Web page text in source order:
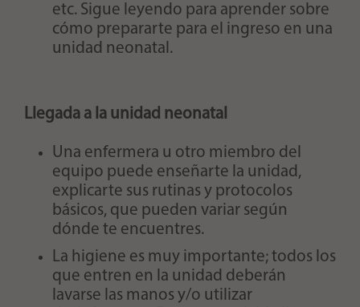
etc. Sigue leyendo para aprender sobre
cómo prepararte para el ingreso en una
unidad neonatal.
Llegada a la unidad neonatal
Una enfermera u otro miembro del
equipo puede enseñarte la unidad,
explicarte sus rutinas y protocolos
básicos, que pueden variar según
dónde te encuentres.
La higiene es muy importante; todos los
que entren en la unidad deberán
lavarse las manos y/o utilizar